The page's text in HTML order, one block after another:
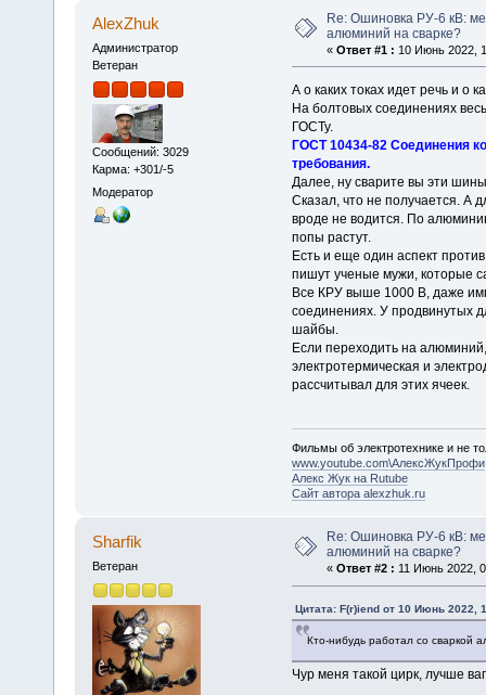
AlexZhuk
Администратор
Ветеран
Сообщений: 3029
Карма: +301/-5
Модератор
Re: Ошиновка РУ-6 кВ:
алюминий на сварке?
« Ответ #1 : 10 Июнь 2022,
А о каких токах идет речь и о
На болтовых соединениях
ГОСТу.
ГОСТ 10434-82 Соединения
требования.
Далее, ну сварите вы эти
Сказал, что не получается. А
вроде не водится. По
попы растут.
Есть и еще один аспект
пишут ученые мужи, которые
Все КРУ выше 1000 В, даже
соединениях. У продвинутых
шайбы.
Если переходить на
электротермическая и
рассчитывал для этих ячеек.
Фильмы об электротехнике и не
www.youtube.com\АлексЖукПрофи
Алекс Жук на Rutube
Сайт автора alexzhuk.ru
Sharfik
Ветеран
Re: Ошиновка РУ-6 кВ:
алюминий на сварке?
« Ответ #2 : 11 Июнь 2022,
Цитата: F(r)iend от 10 Июнь 2022,
Кто-нибудь работал со
Чур меня такой цирк, лучше